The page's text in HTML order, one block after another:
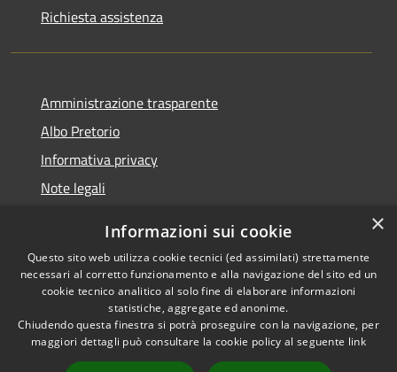
Richiesta assistenza
Amministrazione trasparente
Albo Pretorio
Informativa privacy
Note legali
Whisteblowing
RSS
Accessibilità
Copyright © 2026 • Comune di
Montichiari • Powered by
×
Informazioni sui cookie
Questo sito web utilizza cookie tecnici (ed assimilati) strettamente
necessari al corretto funzionamento e alla navigazione del sito ed un
cookie tecnico analitico al solo fine di elaborare informazioni
statistiche, aggregate ed anonime.
Chiudendo questa finestra si potrà proseguire con la navigazione, per
maggiori dettagli può consultare la cookie policy al seguente link